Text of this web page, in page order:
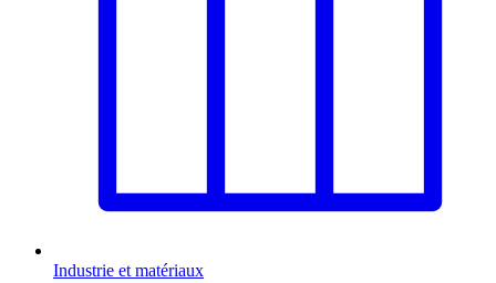
Industrie et matériaux